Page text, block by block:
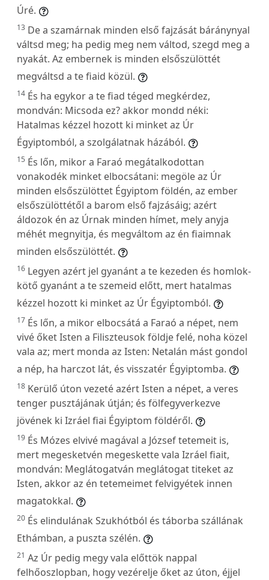
Úré.
13 De a szamárnak minden első fajzását báránynyal
váltsd meg; ha pedig meg nem váltod, szegd meg a
nyakát. Az embernek is minden elsőszülöttét
megváltsd a te fiaid közül.
14 És ha egykor a te fiad téged megkérdez,
mondván: Micsoda ez? akkor mondd néki:
Hatalmas kézzel hozott ki minket az Úr
Égyiptomból, a szolgálatnak házából.
15 És lőn, mikor a Faraó megátalkodottan
vonakodék minket elbocsátani: megöle az Úr
minden elsőszülöttet Égyiptom földén, az ember
elsőszülöttétől a barom első fajzásáig; azért
áldozok én az Úrnak minden hímet, mely anyja
méhét megnyitja, és megváltom az én fiaimnak
minden elsőszülöttét.
16 Legyen azért jel gyanánt a te kezeden és homlok-
kötő gyanánt a te szemeid előtt, mert hatalmas
kézzel hozott ki minket az Úr Égyiptomból.
17 És lőn, a mikor elbocsátá a Faraó a népet, nem
vivé őket Isten a Filiszteusok földje felé, noha közel
vala az; mert monda az Isten: Netalán mást gondol
a nép, ha harczot lát, és visszatér Égyiptomba.
18 Kerülő úton vezeté azért Isten a népet, a veres
tenger pusztájának útján; és fölfegyverkezve
jövének ki Izráel fiai Égyiptom földéről.
19 És Mózes elvivé magával a József tetemeit is,
mert megesketvén megeskette vala Izráel fiait,
mondván: Meglátogatván meglátogat titeket az
Isten, akkor az én tetemeimet felvigyétek innen
magatokkal.
20 És elindulának Szukhótból és táborba szállának
Ethámban, a puszta szélén.
21 Az Úr pedig megy vala előttök nappal
felhőoszlopban, hogy vezérelje őket az úton, éjjel